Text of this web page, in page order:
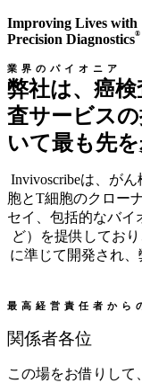
Improving Lives with
Precision Diagnostics®
業界のパイオニア
弊社は、癌
査サービス
いて最も先を
Invivoscribeは、が
胞とT細胞のクロー
セイ、包括的なバイ
ど）を提供してお
に準じて開発され
最高経営責任者から
関係者各位
この場をお借りして